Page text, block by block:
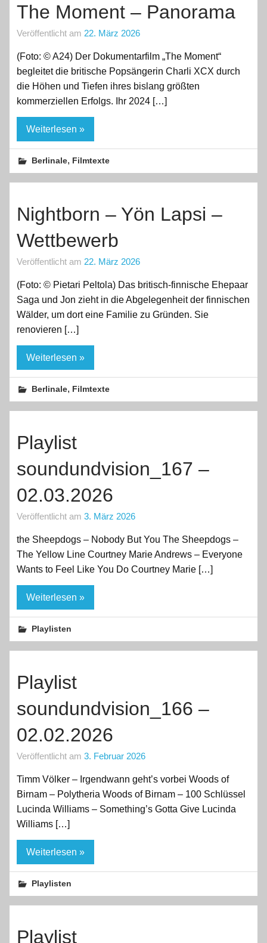
The Moment – Panorama
Veröffentlicht am 22. März 2026
(Foto: © A24) Der Dokumentarfilm „The Moment“
begleitet die britische Popsängerin Charli XCX durch
die Höhen und Tiefen ihres bislang größten
kommerziellen Erfolgs. Ihr 2024 […]
Weiterlesen »
Berlinale, Filmtexte
Nightborn – Yön Lapsi –
Wettbewerb
Veröffentlicht am 22. März 2026
(Foto: © Pietari Peltola) Das britisch-finnische Ehepaar
Saga und Jon zieht in die Abgelegenheit der finnischen
Wälder, um dort eine Familie zu Gründen. Sie
renovieren […]
Weiterlesen »
Berlinale, Filmtexte
Playlist
soundundvision_167 –
02.03.2026
Veröffentlicht am 3. März 2026
the Sheepdogs – Nobody But You The Sheepdogs –
The Yellow Line Courtney Marie Andrews – Everyone
Wants to Feel Like You Do Courtney Marie […]
Weiterlesen »
Playlisten
Playlist
soundundvision_166 –
02.02.2026
Veröffentlicht am 3. Februar 2026
Timm Völker – Irgendwann geht’s vorbei Woods of
Birnam – Polytheria Woods of Birnam – 100 Schlüssel
Lucinda Williams – Something’s Gotta Give Lucinda
Williams […]
Weiterlesen »
Playlisten
Playlist